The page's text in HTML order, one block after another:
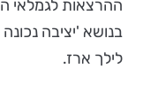
ההרצאות לגמלאי
בנושא 'יציבה
לילך ארז.